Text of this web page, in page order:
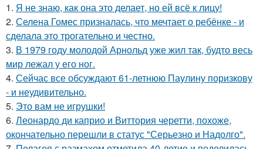
1. Я не знаю, как она это делает, но ей всё к лицу!
2. Селена Гомес призналась, что мечтает о ребёнке - и
сделала это трогательно и честно.
3. В 1979 году молодой Арнольд уже жил так, будто весь
мир лежал у его ног.
4. Сейчас все обсуждают 61-летнюю Паулину поризкову
- и неудивительно.
5. Это вам не игрушки!
6. Леонардо ди каприо и Виттория черетти, похоже,
окончательно перешли в статус "Серьезно и Надолго".